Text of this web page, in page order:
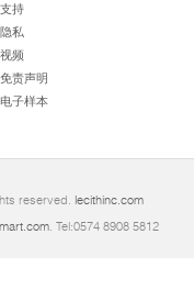
支持
隐私
视频
免责声明
电子样本
reserved. lecithinc.com
. Tel:0574 8908 5812